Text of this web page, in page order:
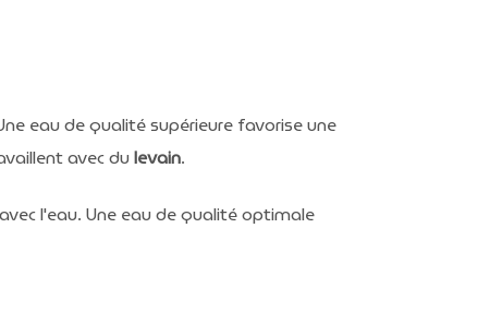
eau de qualité supérieure favorise une
avec dulevain.
l'eau. Une eau de qualité optimale